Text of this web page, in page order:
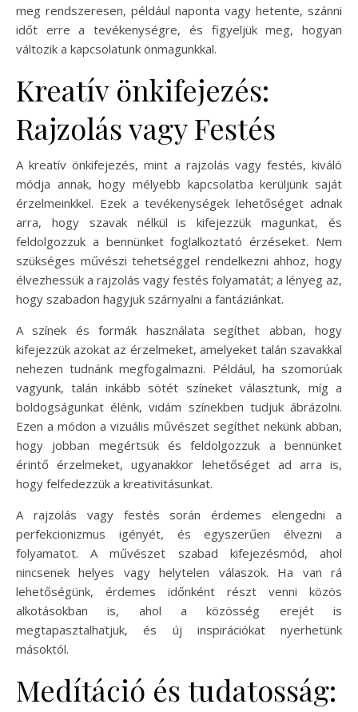
meg rendszeresen, például naponta vagy hetente, szánni
időt erre a tevékenységre, és figyeljük meg, hogyan
változik a kapcsolatunk önmagunkkal.
Kreatív önkifejezés:
Rajzolás vagy Festés
A kreatív önkifejezés, mint a rajzolás vagy festés, kiváló
módja annak, hogy mélyebb kapcsolatba kerüljünk saját
érzelmeinkkel. Ezek a tevékenységek lehetőséget adnak
arra, hogy szavak nélkül is kifejezzük magunkat, és
feldolgozzuk a bennünket foglalkoztató érzéseket. Nem
szükséges művészi tehetséggel rendelkezni ahhoz, hogy
élvezhessük a rajzolás vagy festés folyamatát; a lényeg az,
hogy szabadon hagyjuk szárnyalni a fantáziánkat.
A színek és formák használata segíthet abban, hogy
kifejezzük azokat az érzelmeket, amelyeket talán szavakkal
nehezen tudnánk megfogalmazni. Például, ha szomorúak
vagyunk, talán inkább sötét színeket választunk, míg a
boldogságunkat élénk, vidám színekben tudjuk ábrázolni.
Ezen a módon a vizuális művészet segíthet nekünk abban,
hogy jobban megértsük és feldolgozzuk a bennünket
érintő érzelmeket, ugyanakkor lehetőséget ad arra is,
hogy felfedezzük a kreativitásunkat.
A rajzolás vagy festés során érdemes elengedni a
perfekcionizmus igényét, és egyszerűen élvezni a
folyamatot. A művészet szabad kifejezésmód, ahol
nincsenek helyes vagy helytelen válaszok. Ha van rá
lehetőségünk, érdemes időnként részt venni közös
alkotásokban is, ahol a közösség erejét is
megtapasztalhatjuk, és új inspirációkat nyerhetünk
másoktól.
Medítáció és tudatosság: